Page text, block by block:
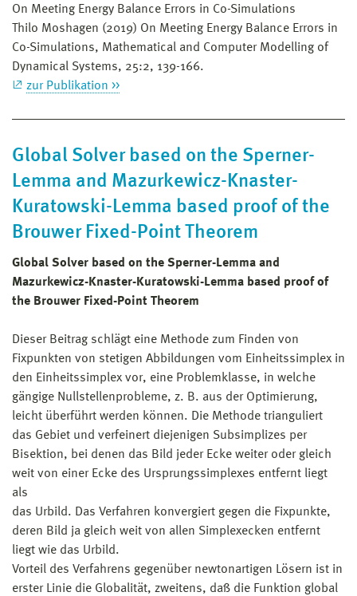
as an invisible feature.
thermodynamical relations between the contributions
are examined for their domain of validity, then this
validities are proven between the chosen contributions
to inner energy and entropy where they should account.
are achieved. The phasefield itself is chosen such that
grain, i.e. two components for each grain are needed.
To deal with this amount of components and stresses
deal with an arbitrary number of components is
designed. Results of the simulations are presented.
On Meeting Energy Balance Errors in Co-Simulations
Thilo Moshagen (2019) On Meeting Energy Balance Errors in
Co-Simulations, Mathematical and Computer Modelling of
Dynamical Systems, 25:2, 139-166.
zur Publikation >>
Global Solver based on the Sperner-
Lemma and Mazurkewicz-Knaster-
Kuratowski-Lemma based proof of the
Brouwer Fixed-Point Theorem
Global Solver based on the Sperner-Lemma and
Mazurkewicz-Knaster-Kuratowski-Lemma based proof of
the Brouwer Fixed-Point Theorem
Dieser Beitrag schlägt eine Methode zum Finden von
Fixpunkten von stetigen Abbildungen vom Einheitssimplex in
den Einheitssimplex vor, eine Problemklasse, in welche
gängige Nullstellenprobleme, z. B. aus der Optimierung,
leicht überführt werden können. Die Methode trianguliert
das Gebiet und verfeinert diejenigen Subsimplizes per
Bisektion, bei denen das Bild jeder Ecke weiter oder gleich
weit von einer Ecke des Ursprungssimplexes entfernt liegt
als
das Urbild. Das Verfahren konvergiert gegen die Fixpunkte,
deren Bild ja gleich weit von allen Simplexecken entfernt
liegt wie das Urbild.
Vorteil des Verfahrens gegenüber newtonartigen Lösern ist in
erster Linie die Globalität, zweitens, daß die Funktion global